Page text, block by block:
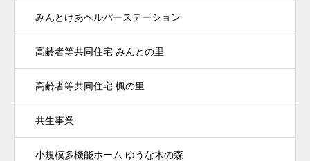
みんとけあヘルパーステーション
高齢者等共同住宅 みんとの里
高齢者等共同住宅 楓の里
共生事業
小規模多機能ホーム ゆうな木の森